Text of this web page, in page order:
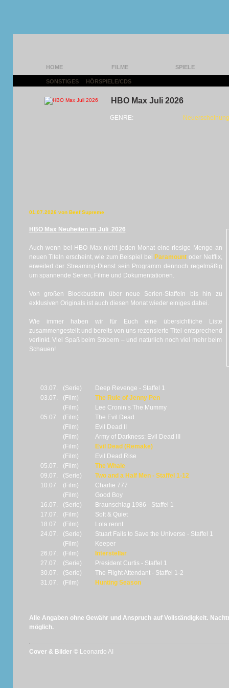
HOME FILME SPIELE
SONSTIGES HÖRSPIELE/CDS
HBO Max Juli 2026
GENRE:
01.07.2026 von Beef Supreme
HBO Max Neuheiten im Juli 2026
Auch wenn bei HBO Max nicht jeden Monat eine riesige Menge an
neuen Titeln erscheint, wie zum Beispiel bei Paramount oder Netflix,
erweitert der Streaming-Dienst sein Programm dennoch regelmäßig
um spannende Serien, Filme und Dokumentationen.
Von großen Blockbustern über neue Serien-Staffeln bis hin zu
exklusiven Originals ist auch diesen Monat wieder einiges dabei.
Wie immer haben wir für Euch eine übersichtliche Liste
zusammengestellt und bereits von uns rezensierte Titel entsprechend
verlinkt. Viel Spaß beim Stöbern – und natürlich noch viel mehr beim
Schauen!
03.07. (Serie)
Deep Revenge - Staffel 1
03.07.
(Film)
The Rule of Jenny Pen
(Film)
Lee Cronin’s The Mummy
05.07.
(Film)
The Evil Dead
(Film)
Evil Dead II
(Film)
Army of Darkness: Evil Dead III
(Film)
Evil Dead (Remake)
(Film)
Evil Dead Rise
05.07.
(Film)
The Whale
09.07.
(Serie)
Two and a Half Men - Staffel 1-12
10.07.
(Film)
Charlie 777
(Film)
Good Boy
16.07.
(Serie)
Braunschlag 1986 - Staffel 1
17.07.
(Film)
Soft & Quiet
18.07.
(Film)
Lola rennt
24.07.
(Serie)
Stuart Fails to Save the Universe - Staffel 1
(Film)
Keeper
26.07.
(Film)
Interstellar
27.07.
(Serie)
President Curtis - Staffel 1
30.07.
(Serie)
The Flight Attendant - Staffel 1-2
31.07.
(Film) Hunting Season
Alle Angaben ohne Gewähr und Anspruch auf Vollständigkeit.
möglich.
Cover & Bilder © Leonardo AI